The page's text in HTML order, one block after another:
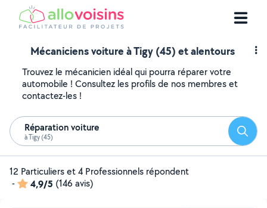
Mécaniciens voiture à Tigy (45) et alentours
Trouvez le mécanicien idéal qui pourra réparer votre
automobile ! Consultez les profils de nos membres et
contactez-les !
Réparation voiture
à Tigy (45)
12 Particuliers et 4 Professionnels répondent
-
4,9/5 (146 avis)